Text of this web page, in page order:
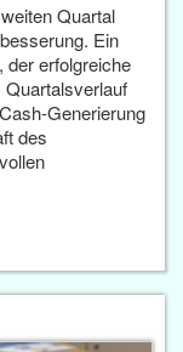
Quartal
Ein
der erfolgreiche
Quartalsverlauf
Generierung
des